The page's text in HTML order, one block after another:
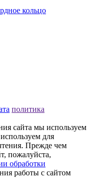
кольцо
политика
сайта мы используем
для
Прежде чем
пожалуйста,
обработки
работы с сайтом